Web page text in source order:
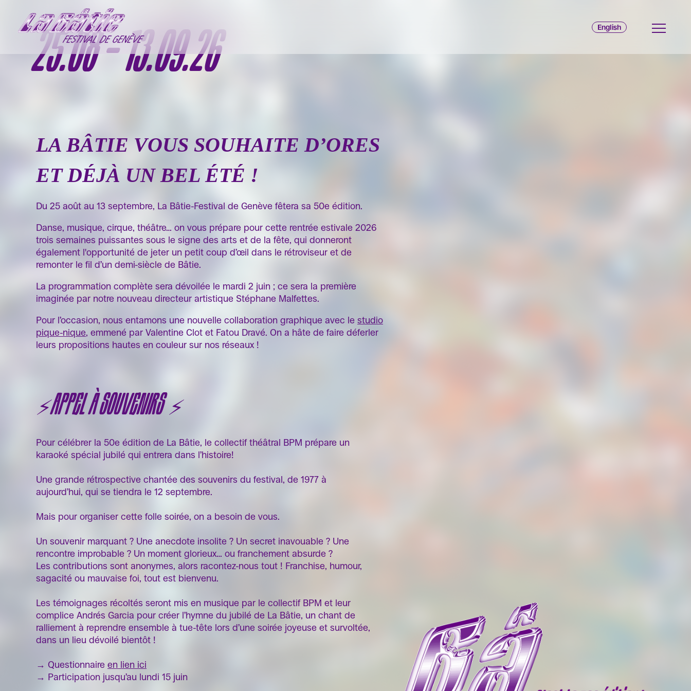
25.08 - 13.09.26
LA BÂTIE VOUS SOUHAITE D’ORES
ET DÉJÀ UN BEL ÉTÉ !
Du 25 août au 13 septembre, La Bâtie-Festival de Genève fêtera sa 50e édition.
Danse, musique, cirque, théâtre… on vous prépare pour cette rentrée estivale 2026
trois semaines puissantes sous le signe des arts et de la fête, qui donneront
également l'opportunité de jeter un petit coup d’œil dans le rétroviseur et de
remonter le fil d’un demi-siècle de Bâtie.
La programmation complète sera dévoilée le mardi 2 juin ; ce sera la première
imaginée par notre nouveau directeur artistique Stéphane Malfettes.
Pour l’occasion, nous entamons une nouvelle collaboration graphique avec le studio
pique-nique, emmené par Valentine Clot et Fatou Dravé. On a hâte de faire déferler
leurs propositions hautes en couleur sur nos réseaux !
⚡️ APPEL À SOUVENIRS ⚡️
Pour célébrer la 50e édition de La Bâtie, le collectif théâtral BPM prépare un
karaoké spécial jubilé qui entrera dans l’histoire!
Une grande rétrospective chantée des souvenirs du festival, de 1977 à
aujourd’hui, qui se tiendra le 12 septembre.
Mais pour organiser cette folle soirée, on a besoin de vous.
Un souvenir marquant ? Une anecdote insolite ? Un secret inavouable ? Une
rencontre improbable ? Un moment glorieux… ou franchement absurde ?
Les contributions sont anonymes, alors racontez-nous tout ! Franchise, humour,
sagacité ou mauvaise foi, tout est bienvenu.
Les témoignages récoltés seront mis en musique par le collectif BPM et leur
complice Andrés Garcia pour créer l’hymne du jubilé de La Bâtie, un chant de
ralliement à reprendre ensemble à tue-tête lors d’une soirée joyeuse et survoltée,
dans un lieu dévoilé bientôt !
→ Questionnaire en lien ici
→ Participation jusqu’au lundi 15 juin
English